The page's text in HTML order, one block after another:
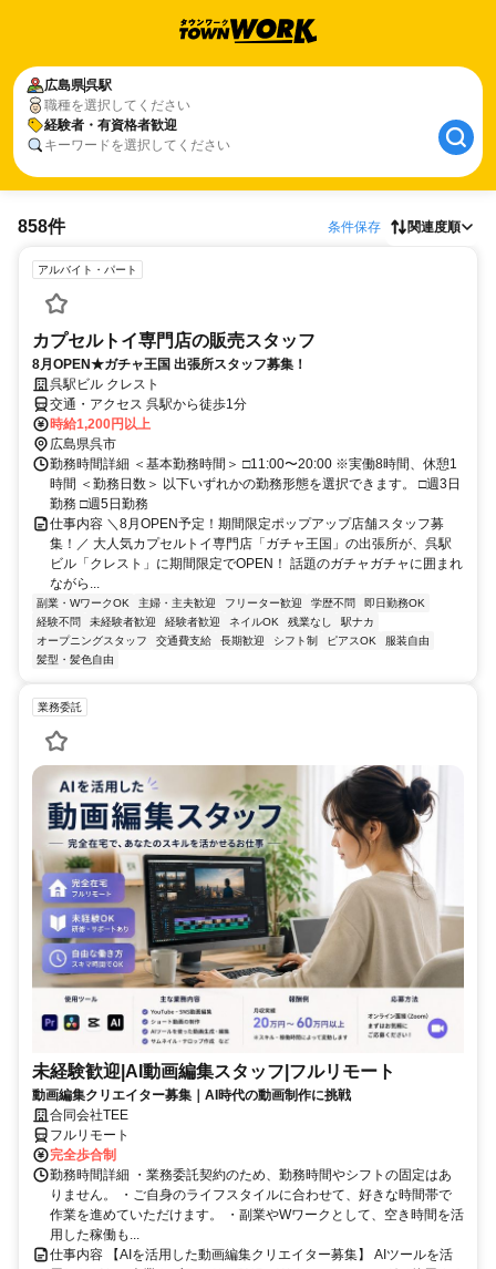
広島県呉駅
職種を選択してください
経験者・有資格者歓迎
キーワードを選択してください
858件 条件保存 関連度順
アルバイト・パート
カプセルトイ専門店の販売スタッフ
8月OPEN★ガチャ王国 出張所スタッフ募集！
呉駅ビル クレスト
交通・アクセス 呉駅から徒歩1分
時給1,200円以上
広島県呉市
勤務時間詳細 ＜基本勤務時間＞ □11:00〜20:00 ※実働8時間、休憩1
時間 ＜勤務日数＞ 以下いずれかの勤務形態を選択できます。 □週3日
勤務 □週5日勤務
仕事内容 ＼8月OPEN予定！期間限定ポップアップ店舗スタッフ募
集！／ 大人気カプセルトイ専門店「ガチャ王国」の出張所が、呉駅
ビル「クレスト」に期間限定でOPEN！ 話題のガチャガチャに囲まれ
ながら...
副業・WワークOK 主婦・主夫歓迎 フリーター歓迎 学歴不問
即日勤務OK
経験不問
未経験者歓迎 経験者歓迎 ネイルOK 残業なし
駅ナカ
オープニングスタッフ
交通費支給 長期歓迎 シフト制 ピアスOK
服装自由
髪型・髪色自由
業務委託
未経験歓迎|AI動画編集スタッフ|フルリモート
動画編集クリエイター募集｜AI時代の動画制作に挑戦
合同会社TEE
フルリモート
完全歩合制
勤務時間詳細 ・業務委託契約のため、勤務時間やシフトの固定はあ
りません。 ・ご自身のライフスタイルに合わせて、好きな時間帯で
作業を進めていただけます。 ・副業やWワークとして、空き時間を活
用した稼働も...
仕事内容 【AIを活用した動画編集クリエイター募集】 AIツールを活